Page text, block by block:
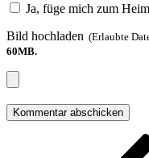
Ja, füge mich zum
Bild hochladen (Erlaubte
60MB.